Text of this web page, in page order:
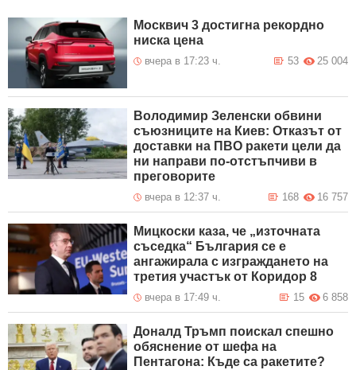
Москвич 3 достигна рекордно
ниска цена
вчера в 17:23 ч. 25 004
53
Володимир Зеленски обвини
съюзниците на Киев: Отказът от
доставки на ПВО ракети цели да
ни направи по-отстъпчиви в
преговорите
вчера в 12:37 ч. 16 757
168
Мицкоски каза, че „източната
съседка“ България се е
ангажирала с изграждането на
третия участък от Коридор 8
вчера в 17:49 ч. 6 858
15
Доналд Тръмп поискал спешно
обяснение от шефа на
Пентагона: Къде са ракетите?